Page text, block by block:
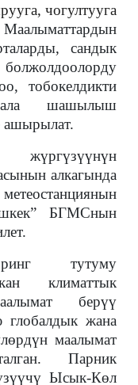
чогултууга
Маалыматтардын
сандык
тобокелдикти
шашылыш
ашырылат.
алкагында
БГМСнын
тутуму
климаттык
берүү
глобалдык жана
маалымат
Парник
Ысык-Көл